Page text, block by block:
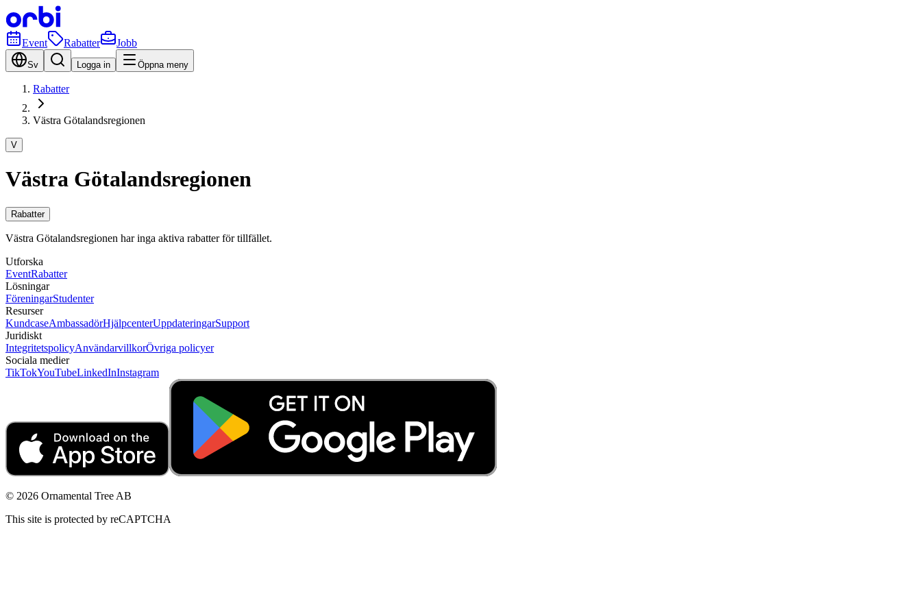
Event Rabatter Jobb
Sv Logga in Öppna meny
Rabatter
Västra Götalandsregionen
V
Västra Götalandsregionen
Rabatter
Västra Götalandsregionen har inga aktiva rabatter för tillfället.
Utforska
EventRabatter
Lösningar
FöreningarStudenter
Resurser
KundcaseAmbassadörHjälpcenterUppdateringarSupport
Juridiskt
IntegritetspolicyAnvändarvillkorÖvriga policyer
Sociala medier
TikTokYouTubeLinkedInInstagram
© 2026 Ornamental Tree AB
This site is protected by reCAPTCHA